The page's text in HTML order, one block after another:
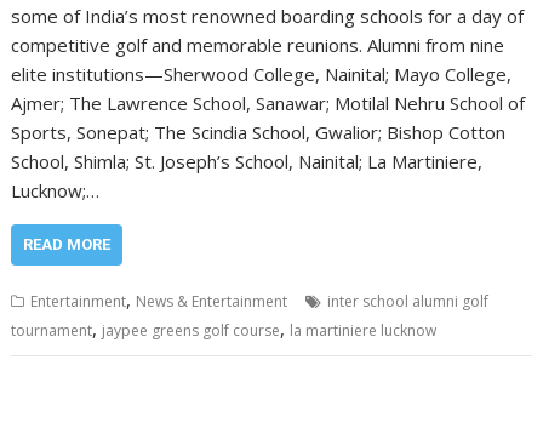
some of India’s most renowned boarding schools for a day of
competitive golf and memorable reunions. Alumni from nine
elite institutions—Sherwood College, Nainital; Mayo College,
Ajmer; The Lawrence School, Sanawar; Motilal Nehru School of
Sports, Sonepat; The Scindia School, Gwalior; Bishop Cotton
School, Shimla; St. Joseph’s School, Nainital; La Martiniere,
Lucknow;…
READ MORE
Entertainment, News & Entertainment
inter school alumni golf
tournament, jaypee greens golf course, la martiniere lucknow